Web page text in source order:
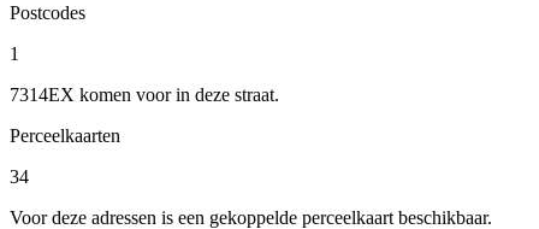
Postcodes
1
7314EX komen voor in deze straat.
Perceelkaarten
34
Voor deze adressen is een gekoppelde perceelkaart beschikbaar.